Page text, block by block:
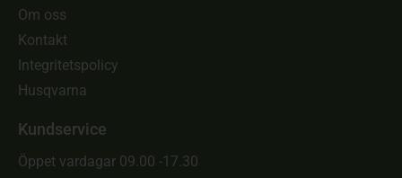
Om oss
Kontakt
Integritetspolicy
Husqvarna
Kundservice
Öppet vardagar 09.00 -17.30